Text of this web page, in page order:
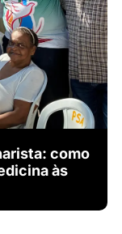
como
às